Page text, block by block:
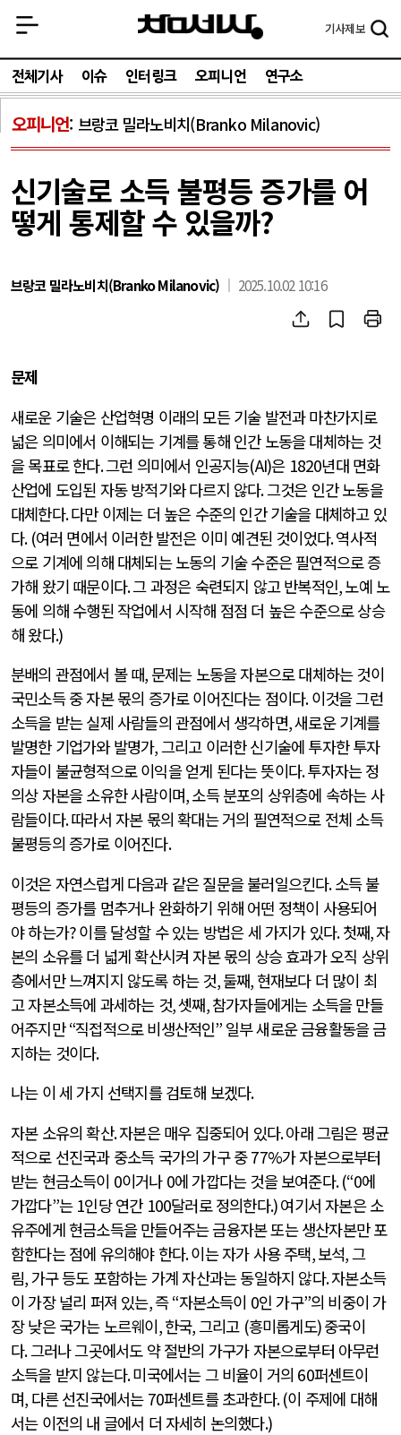
기사제보
전체기사 이슈 인터링크 오피니언 연구소
오피니언 브랑코 밀라노비치(Branko Milanovic)
신기술로 소득 불평등 증가를 어
떻게 통제할 수 있을까?
브랑코 밀라노비치(Branko Milanovic) 2025.10.02 10:16
문제
새로운 기술은 산업혁명 이래의 모든 기술 발전과 마찬가지로
넓은 의미에서 이해되는 기계를 통해 인간 노동을 대체하는 것
을 목표로 한다.그런 의미에서 인공지능(AI)은 1820년대 면화
산업에 도입된 자동 방적기와 다르지 않다.그것은 인간 노동을
대체한다.다만 이제는 더 높은 수준의 인간 기술을 대체하고 있
다. (여러 면에서 이러한 발전은 이미 예견된 것이었다.역사적
으로 기계에 의해 대체되는 노동의 기술 수준은 필연적으로 증
가해 왔기 때문이다.그 과정은 숙련되지 않고 반복적인,노예 노
동에 의해 수행된 작업에서 시작해 점점 더 높은 수준으로 상승
해 왔다.)
분배의 관점에서 볼 때, 문제는 노동을 자본으로 대체하는 것이
국민소득 중 자본 몫의 증가로 이어진다는 점이다.이것을 그런
소득을 받는 실제 사람들의 관점에서 생각하면,새로운 기계를
발명한 기업가와 발명가,그리고 이러한 신기술에 투자한 투자
자들이 불균형적으로 이익을 얻게 된다는 뜻이다.투자자는 정
의상 자본을 소유한 사람이며,소득 분포의 상위층에 속하는 사
람들이다.따라서 자본 몫의 확대는 거의 필연적으로 전체 소득
불평등의 증가로 이어진다.
이것은 자연스럽게 다음과 같은 질문을 불러일으킨다.소득 불
평등의 증가를 멈추거나 완화하기 위해 어떤 정책이 사용되어
야 하는가?이를 달성할 수 있는 방법은 세 가지가 있다.첫째,자
본의 소유를 더 넓게 확산시켜 자본 몫의 상승 효과가 오직 상위
층에서만 느껴지지 않도록 하는 것,둘째, 현재보다 더 많이 최
고 자본소득에 과세하는 것,셋째,참가자들에게는 소득을 만들
어주지만“직접적으로 비생산적인” 일부 새로운 금융활동을 금
지하는 것이다.
나는 이 세 가지 선택지를 검토해 보겠다.
자본 소유의 확산.자본은 매우 집중되어 있다.아래 그림은 평균
적으로 선진국과 중소득 국가의 가구 중77%가 자본으로부터
받는 현금소득이 0이거나 0에 가깝다는 것을 보여준다. (“0에
가깝다”는 1인당 연간 100달러로 정의한다.)여기서 자본은 소
유주에게 현금소득을 만들어주는 금융자본 또는 생산자본만 포
함한다는 점에 유의해야 한다.이는 자가 사용 주택,보석,그
림,가구 등도 포함하는 가계 자산과는 동일하지 않다.자본소득
이 가장 널리 퍼져 있는,즉“자본소득이 0인 가구”의 비중이 가
장 낮은 국가는 노르웨이,한국,그리고 (흥미롭게도)중국이
다.그러나 그곳에서도 약 절반의 가구가 자본으로부터 아무런
소득을 받지 않는다.미국에서는 그 비율이 거의 60퍼센트이
며, 다른 선진국에서는 70퍼센트를 초과한다. (이 주제에 대해
서는 이전의 내 글에서 더 자세히 논의했다.)